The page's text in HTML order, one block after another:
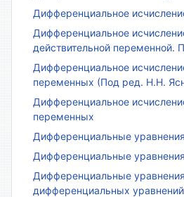
Дифференциальное
Дифференциальное
действительной переменной.
Дифференциальное
переменных (Под ред. Н.Н.
Дифференциальное
переменных
Дифференциальные
Дифференциальные
Дифференциальные
дифференциальных уравнений